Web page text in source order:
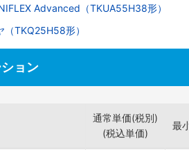
Advanced（TKUA55H38形）
TKQ25H58形）
ョン
通常単価(税別)
(税込単価)
最